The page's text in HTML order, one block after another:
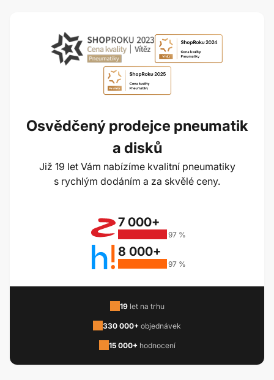
Osvědčený prodejce pneumatik
a disků
Již 19 let Vám nabízíme kvalitní pneumatiky
s rychlým dodáním a za skvělé ceny.
7 000+
97 %
8 000+
97 %
19let na trhu
330 000+ objednávek
15 000+ hodnocení